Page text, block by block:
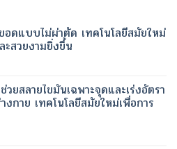
อดแบบไม่ผ่าตัด เทคโนโลยีสมัยใหม่
สวยงามยิ่งขึ้น
วยสลายไขมันเฉพาะจุดและเร่งอัตรา
งกาย เทคโนโลยีสมัยใหม่เพื่อการ